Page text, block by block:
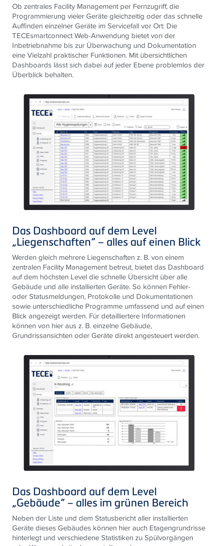
Ob zentrales Facility Management per Fernzugriff, die
Programmierung vieler Geräte gleichzeitig oder das schnelle
Auffinden einzelner Geräte im Servicefall vor Ort: Die
TECEsmartconnect Web-Anwendung bietet von der
Inbetriebnahme bis zur Überwachung und Dokumentation
eine Vielzahl praktischer Funktionen. Mit übersichtlichen
Dashboards lässt sich dabei auf jeder Ebene problemlos der
Überblick behalten.
Das Dashboard auf dem Level
„Liegenschaften“ – alles auf einen Blick
Werden gleich mehrere Liegenschaften z. B. von einem
zentralen Facility Management betreut, bietet das Dashboard
auf dem höchsten Level die schnelle Übersicht über alle
Gebäude und alle installierten Geräte. So können Fehler-
oder Statusmeldungen, Protokolle und Dokumentationen
sowie unterschiedliche Programme umfassend und auf einen
Blick angezeigt werden. Für detailliertere Informationen
können von hier aus z. B. einzelne Gebäude,
Grundrissansichten oder Geräte direkt angesteuert werden.
Das Dashboard auf dem Level
„Gebäude“ – alles im grünen Bereich
Neben der Liste und dem Statusbericht aller installierten
Geräte dieses Gebäudes können hier auch Etagengrundrisse
hinterlegt und verschiedene Statistiken zu Spülvorgängen